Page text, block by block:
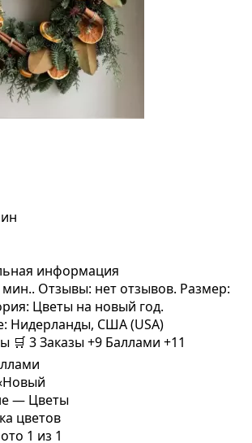
информация
мин.. Отзывы: нет отзывов. Размер:
Цветы на новый год.
Нидерланды, США (USA)
🛒 3Заказы+9 Баллами +11